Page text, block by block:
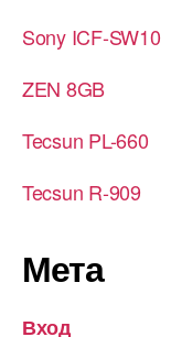
Sony ICF-SW10
ZEN 8GB
Tecsun PL-660
Tecsun R-909
Мета
Вход